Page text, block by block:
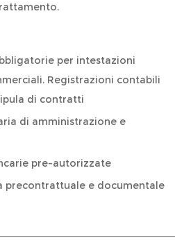
per intestazioni
Registrazioni contabili
di contratti
di amministrazione e
pre-autorizzate
precontrattuale e documentale